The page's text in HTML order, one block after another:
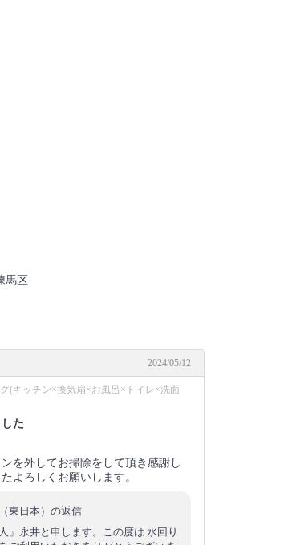
馬区
2024/05/12
(キッチン×換気扇×お風呂×トイレ×洗面
た
を外してお掃除をして頂き感謝し
よろしくお願いします。
東日本）の返信
」永井と申します。この度は 水回り